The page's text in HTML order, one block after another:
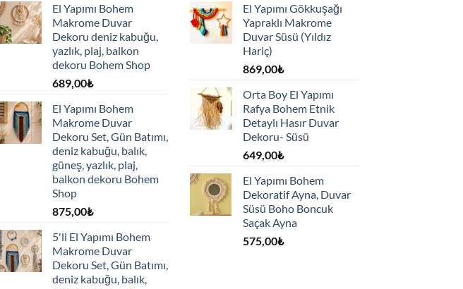
El Yapımı Bohem
Makrome Duvar
Dekoru deniz kabuğu,
yazlık, plaj, balkon
dekoru Bohem Shop
689,00₺
El Yapımı Bohem
Makrome Duvar
Dekoru Set, Gün Batımı,
deniz kabuğu, balık,
güneş, yazlık, plaj,
balkon dekoru Bohem
Shop
875,00₺
5'li El Yapımı Bohem
Makrome Duvar
Dekoru Set, Gün Batımı,
deniz kabuğu, balık,
El Yapımı Gökkuşağı
Yapraklı Makrome
Duvar Süsü (Yıldız
Hariç)
869,00₺
Orta Boy El Yapımı
Rafya Bohem Etnik
Detaylı Hasır Duvar
Dekoru- Süsü
649,00₺
El Yapımı Bohem
Dekoratif Ayna, Duvar
Süsü Boho Boncuk
Saçak Ayna
575,00₺